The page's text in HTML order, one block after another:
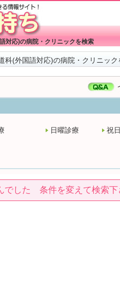
対応)の病院・クリニックを検索
科(外国語対応)の病院・クリニッ
日曜診療 祝
でした 条件を変えて検索